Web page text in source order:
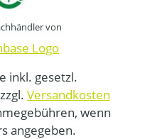
von
inkl. gesetzl.
Versandkosten
wenn
angegeben.